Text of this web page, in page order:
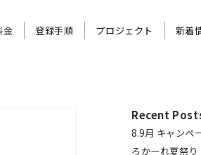
金 登録手順 プロジェクト 新着
Recent
8.9月 キャンペ
ろかーれ夏祭り